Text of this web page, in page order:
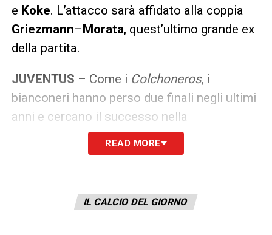
e Koke. L’attacco sarà affidato alla coppia
Griezmann– Morata, quest’ultimo grande ex
della partita.
JUVENTUS – Come i Colchoneros, i
bianconeri hanno perso due finali negli ultimi
anni e cercano il successo nella
competizione che ormai manca da
club torinese che sta dominando il
vantaggio sulNapoli, dunque, punta tutto
sulla competizione continentale. A Madrid,
READ MORE
IL CALCIO DEL GIORNO